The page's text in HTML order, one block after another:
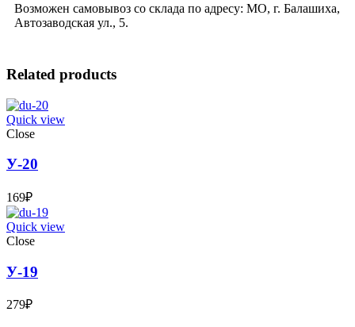
Возможен самовывоз со склада по адресу: МО, г. Балашиха,
Автозаводская ул., 5.
Related products
Quick view
Close
У-20
169₽
Quick view
Close
У-19
279₽